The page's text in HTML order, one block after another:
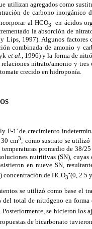
utilizan agregados como
de carbono inorgánico
al HCO3
-en ácidos
la absorción de
Lips, 1997). Algunos
combinada de amonio y
et al.,1996) y la forma de
nitrato/amonio y
crecido en hidroponía.
F-1' de crecimiento
cm3; como sustrato se
promedio de 38/
nutritivas (SN), cuyas
en nueve SN,
concentración de HCO3
-(0, 2.5
se utilizó como base el
del total de nitrógeno en
Posteriormente, se hicieron
de bicarbonato